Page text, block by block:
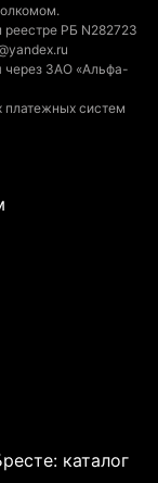
реестре РБ N282723
через ЗАО «Альфа-
систем
каталог